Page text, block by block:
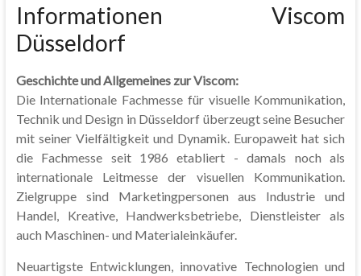
Informationen Viscom
Düsseldorf
Geschichte und Allgemeines zur Viscom:
Die Internationale Fachmesse für visuelle Kommunikation,
Technik und Design in Düsseldorf überzeugt seine Besucher
mit seiner Vielfältigkeit und Dynamik. Europaweit hat sich
die Fachmesse seit 1986 etabliert - damals noch als
internationale Leitmesse der visuellen Kommunikation.
Zielgruppe sind Marketingpersonen aus Industrie und
Handel, Kreative, Handwerksbetriebe, Dienstleister als
auch Maschinen- und Materialeinkäufer.
Neuartigste Entwicklungen, innovative Technologien und